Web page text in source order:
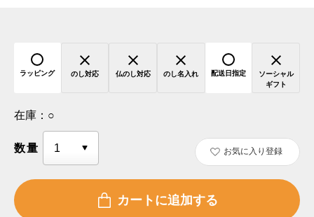
ラッピング のし対応 仏のし対応 のし名入れ 配送日指定
ソーシャル
ギフト
在庫： ○
数量 お気に入り登録